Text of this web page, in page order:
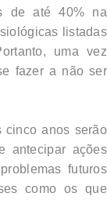
de até 40% na
listadas
uma vez
fazer a não ser
cinco anos serão
antecipar ações
futuros
como os que